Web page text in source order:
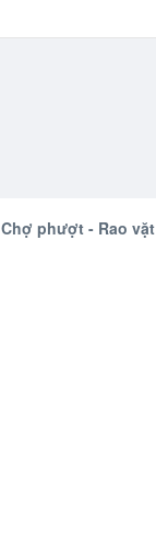
Chợ phượt - Rao vặt